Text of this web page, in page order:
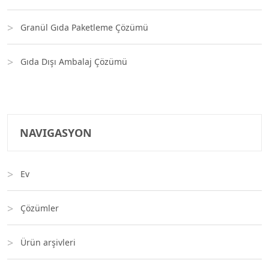
Granül Gıda Paketleme Çözümü
Gıda Dışı Ambalaj Çözümü
NAVIGASYON
Ev
Çözümler
Ürün arşivleri